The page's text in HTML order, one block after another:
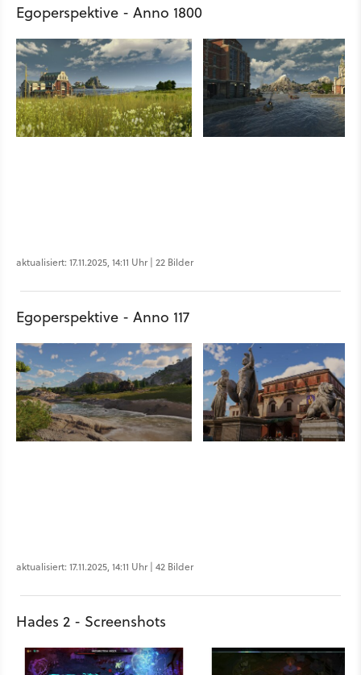
Egoperspektive - Anno 1800
aktualisiert: 17.11.2025, 14:11 Uhr | 22 Bilder
Egoperspektive - Anno 117
aktualisiert: 17.11.2025, 14:11 Uhr | 42 Bilder
Hades 2 - Screenshots